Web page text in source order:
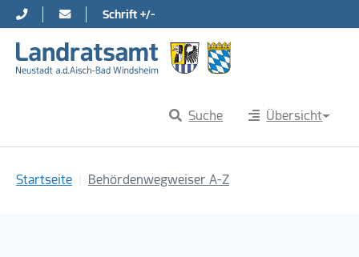
Direkt zur Hauptnavigation springen
Direkt zum Inhalt springen
Schrift +/-
Suche Übersicht
Startseite Behördenwegweiser A-Z